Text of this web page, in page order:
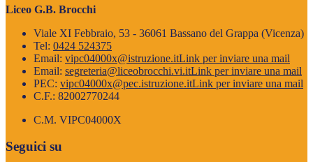
Liceo G.B. Brocchi
Viale XI Febbraio, 53 - 36061 Bassano del Grappa (Vicenza)
Tel: 0424 524375
Email: vipc04000x@istruzione.itLink per inviare una mail
Email: segreteria@liceobrocchi.vi.itLink per inviare una mail
PEC: vipc04000x@pec.istruzione.itLink per inviare una mail
C.F.: 82002770244
C.M. VIPC04000X
Seguici su